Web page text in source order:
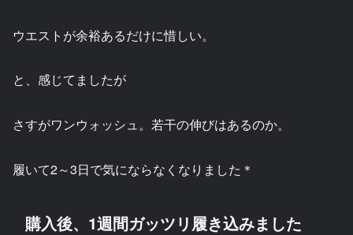
ウエストが余裕あるだけに惜しい。
と、感じてましたが
さすがワンウォッシュ。若干の伸びはあるのか。
履いて2～3日で気にならなくなりました＊
購入後、1週間ガッツリ履き込みました